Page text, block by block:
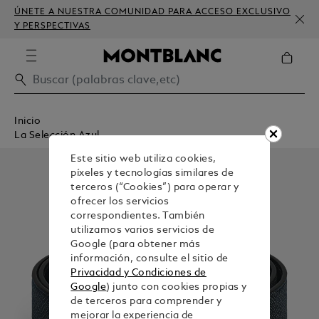
ÚNETE A NUESTRA COMUNIDAD PARA ACCESO EXCLUSIVO
Y PERSPECTIVAS
Inicio
La Selección Azul
Este sitio web utiliza cookies,
píxeles y tecnologías similares de
terceros (“Cookies”) para operar y
ofrecer los servicios
correspondientes. También
utilizamos varios servicios de
Google (para obtener más
información, consulte el sitio de
Privacidad y Condiciones de
Google) junto con cookies propias y
de terceros para comprender y
mejorar la experiencia de